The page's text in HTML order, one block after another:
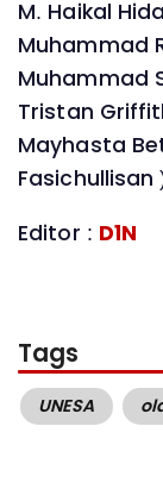
M. Haikal
Muhammad
Muhammad
Tristan
Mayhasta
Fasichullisan
Editor : D1N
Tags
UNESA